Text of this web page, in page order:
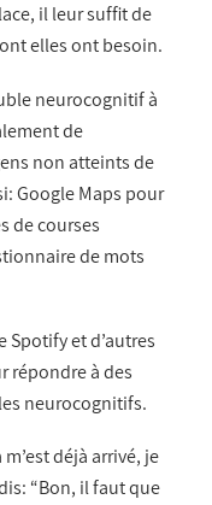
il leur suffit de
elles ont besoin.
neurocognitif à
de
non atteints de
Google Maps pour
de courses
de mots
et d’autres
répondre à des
neurocognitifs.
déjà arrivé, je
“Bon, il faut que